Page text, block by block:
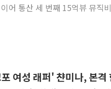
어 통산 세 번째 15억뷰 뮤직
여성 래퍼' 챤미나, 본격